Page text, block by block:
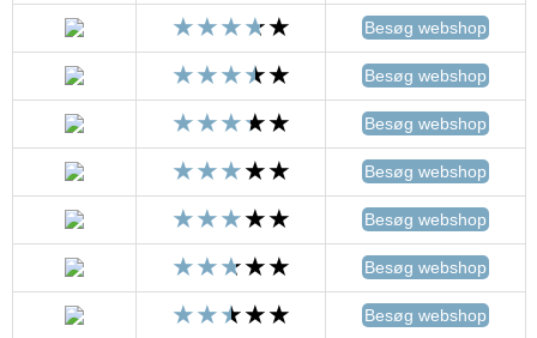
Besøg webshop
Besøg webshop
Besøg webshop
Besøg webshop
Besøg webshop
Besøg webshop
Besøg webshop